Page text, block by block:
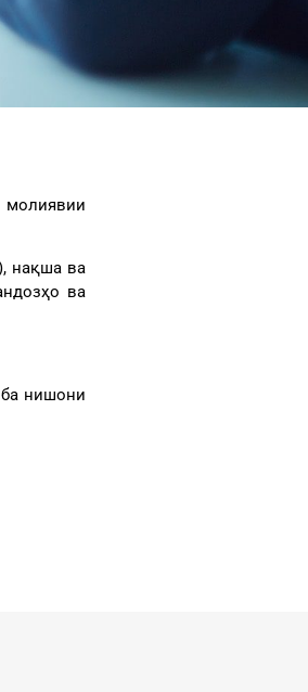
молиявии
нақша ва
ва
ба нишони